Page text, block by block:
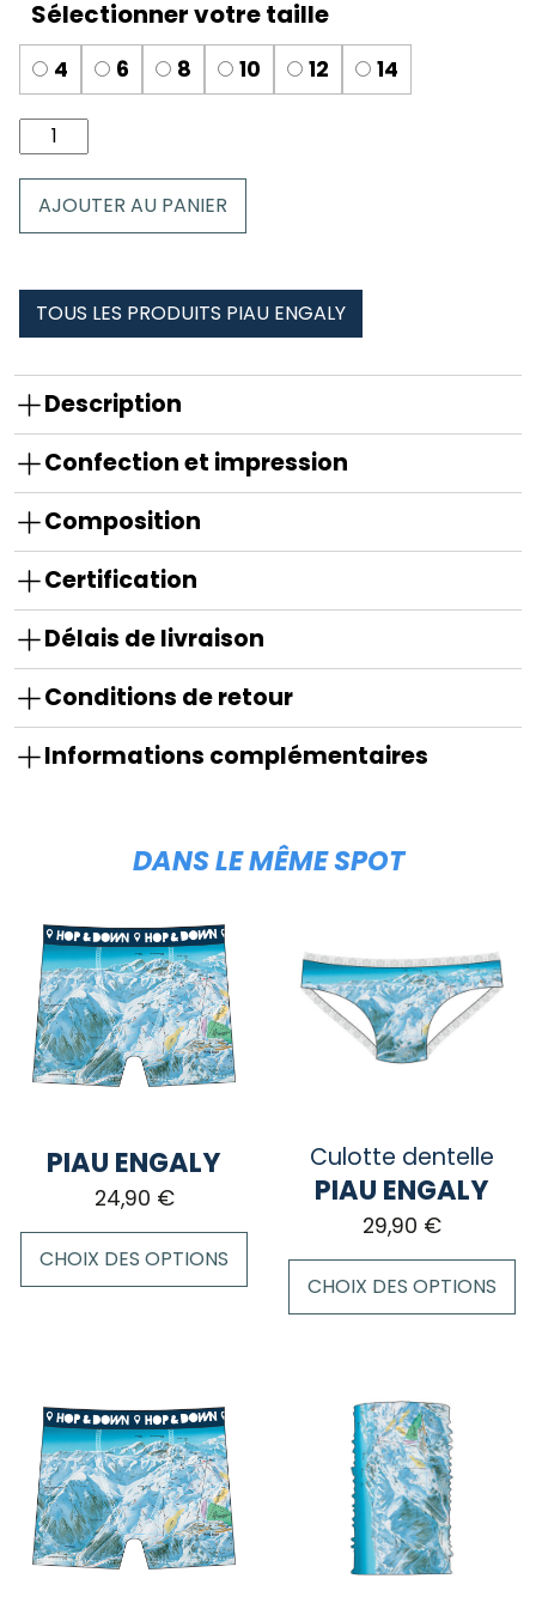
4 6 8 10 12 14
quantité
de
enfant
AJOUTER AU PANIER
TOUS LES PRODUITS PIAU ENGALY
Description
Confection et impression
Composition
Certification
Délais de livraison
Conditions de retour
Informations complémentaires
DANS LE MÊME SPOT
PIAU ENGALY
24,90 €
CHOIX DES OPTIONS
plusieurs
variations.
Les
options
peuvent
être
choisies
Culotte dentelle
PIAU ENGALY
29,90 €
CHOIX DES OPTIONS
plusieurs
variations.
options
peuvent